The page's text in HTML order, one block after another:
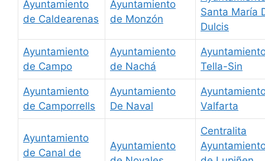
Ayuntamiento
de Caldearenas
Ayuntamiento
de Monzón
Santa María
Dulcis
Ayuntamiento
de Campo
Ayuntamiento
de Nachá
Tella-Sin
Ayuntamiento
de Camporrells
Ayuntamiento
De Naval
Valfarta
Ayuntamiento
de Canal de
Ayuntamiento
Centralita